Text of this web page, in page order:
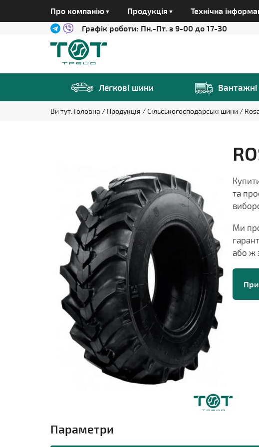
Про компанію Продукція Технічна
Графік роботи: Пн.-Пт. з 9-00 до 17-30
Легкові шини
Ви тут: Головна Продукція Сільськогосподарські шини
та
Ми
або ж
Параметри